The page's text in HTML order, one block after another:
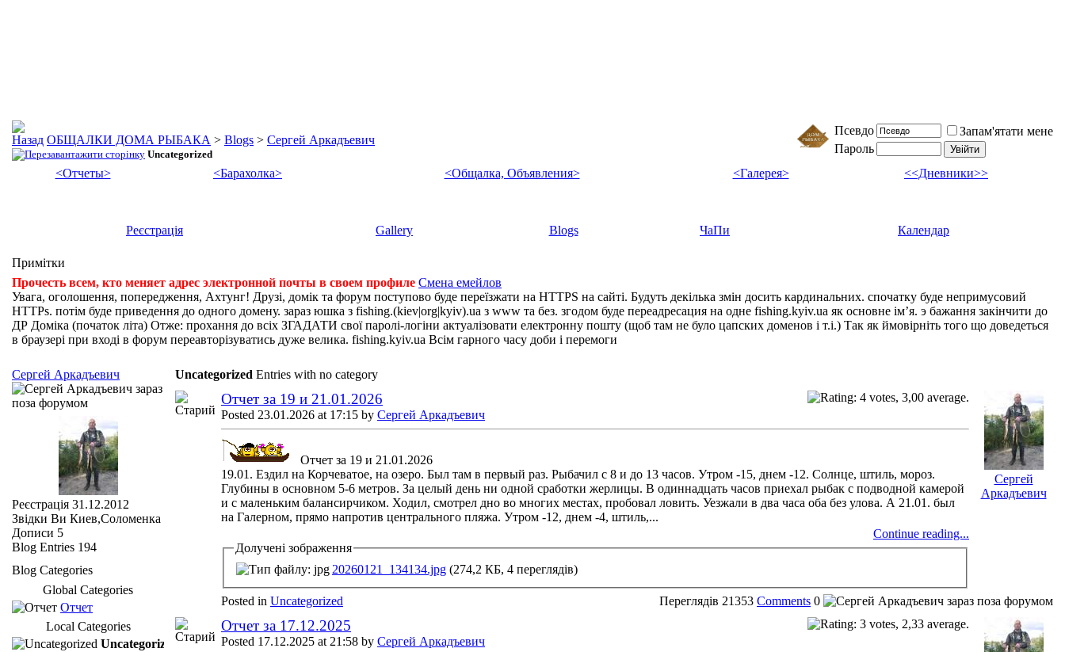
ОБЩАЛКИ ДОМА РЫБАКА > Blogs > Сергей Аркадъевич
Uncategorized
Псевдо
Запам'ятати мене
Пароль
<Отчеты>
<Барахолка> <Общалка, Объявления> <Галерея> <<Дневники>>
Реєстрація Gallery Blogs ЧаПи Календар
Примітки
Прочесть всем, кто меняет адрес электронной почты в своем профиле Смена емейлов
Увага, оголошення, попередження, Ахтунг! Друзі, домік та форум поступово буде переїзжати на HTTPS на сайті. Будуть декілька змін досить кардинальних. спочатку буде непримусовий
HTTPs. потім буде приведення до одного домену. зараз юшка з fishing.(kiev|org|kyiv).ua з www та без. згодом буде переадресация на одне fishing.kyiv.ua як основне імʼя. э бажання закінчити до
ДР Доміка (початок літа) Отже: прохання до всіх ЗГАДАТИ свої паролі-логіни актуалізовати електронну пошту (щоб там не було цапских доменов і т.і.) Так як ймовірніть того що доведеться
в браузері при вході в форум переавторізуватись дуже велика. fishing.kyiv.ua Всім гарного часу доби і перемоги
Uncategorized Entries with no category
Отчет за 19 и 21.01.2026
Posted 23.01.2026 at 17:15 by Сергей Аркадъевич
Отчет за 19 и 21.01.2026
19.01. Ездил на Корчеватое, на озеро. Был там в первый раз. Рыбачил с 8 и до 13 часов. Утром -15, днем -12. Солнце, штиль, мороз.
Глубины в основном 5-6 метров. За целый день ни одной сработки жерлицы. В одиннадцать часов приехал рыбак с подводной камерой
и с маленьким балансирчиком. Ходил, смотрел дно во многих местах, пробовал ловить. Уезжали в два часа оба без улова. А 21.01. был
на Галерном, прямо напротив центрального пляжа. Утром -12, днем -4, штиль,...
Continue reading...
Долучені зображення
20260121_134134.jpg (274,2 КБ, 4 переглядів)
Сергей
Аркадъевич
Posted in Uncategorized Переглядів 21353 Comments 0
Отчет за 17.12.2025
Posted 17.12.2025 at 21:58 by Сергей Аркадъевич
Сергей Аркадъевич
Реєстрація 31.12.2012
Звідки Ви Киев,Соломенка
Дописи 5
Blog Entries 194
Blog Categories
Global Categories
Отчет
Local Categories
Uncategorized